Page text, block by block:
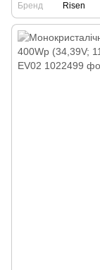
Бренд
Risen